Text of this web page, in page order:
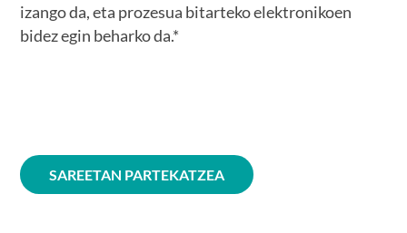
izango da, eta prozesua bitarteko elektronikoen
bidez egin beharko da.*
SAREETAN PARTEKATZEA